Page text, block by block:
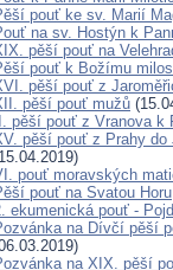
pouť ke sv. Marií
na sv. Hostýn k
pěší pouť na
pouť k Božímu
pěší pouť z
pěší pouť mužů
II. pěší pouť z Vranova k
pěší pouť z Prahy
pouť moravských
pouť na Svatou Horu
ekumenická pouť -
na Dívčí pěší
na XIX. pěší